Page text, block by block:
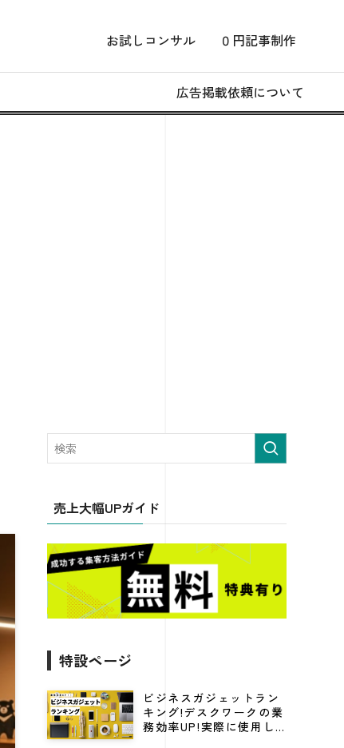
お試しコンサル ０円記事制作
広告掲載依頼について
売上大幅UPガイド
特設ページ
ビジネスガジェットラン
キング!デスクワークの業
務効率UP!実際に使用し